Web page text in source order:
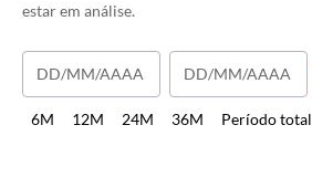
estar em análise.
6M 12M 24M 36M Período total